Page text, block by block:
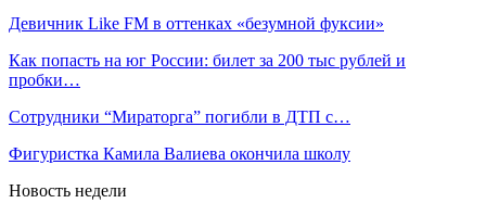
Девичник Like FM в оттенках «безумной фуксии»
Как попасть на юг России: билет за 200 тыс рублей и
пробки…
Сотрудники “Мираторга” погибли в ДТП с…
Фигуристка Камила Валиева окончила школу
Новость недели